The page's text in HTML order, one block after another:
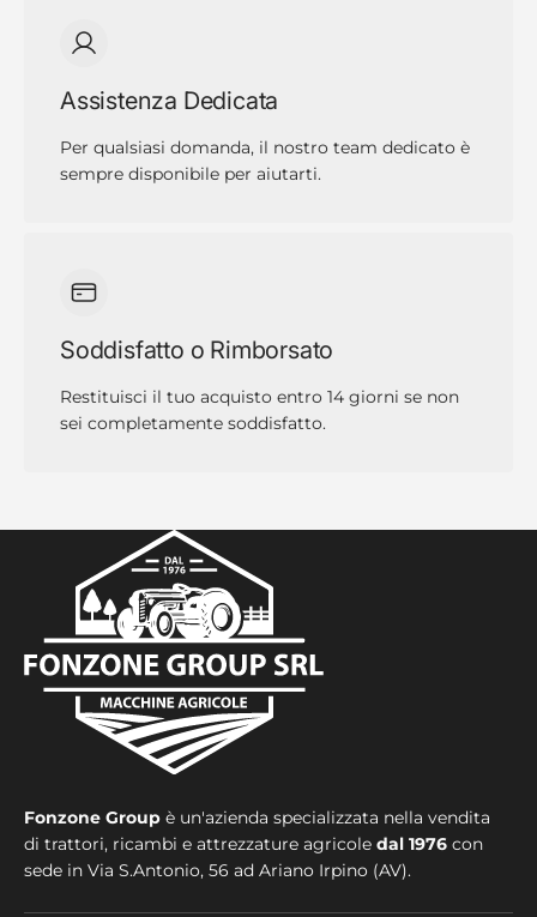
Assistenza Dedicata
Per qualsiasi domanda, il nostro team dedicato è
sempre disponibile per aiutarti.
Soddisfatto o Rimborsato
Restituisci il tuo acquisto entro 14 giorni se non
sei completamente soddisfatto.
Fonzone Group è un'azienda specializzata nella vendita
di trattori, ricambi e attrezzature agricole dal 1976 con
sede in Via S.Antonio, 56 ad Ariano Irpino (AV).